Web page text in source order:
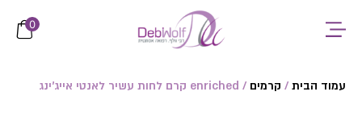
0
עמוד הבית / קרמים / enriched קרם לחות עשיר לאנטי אייג'ינג